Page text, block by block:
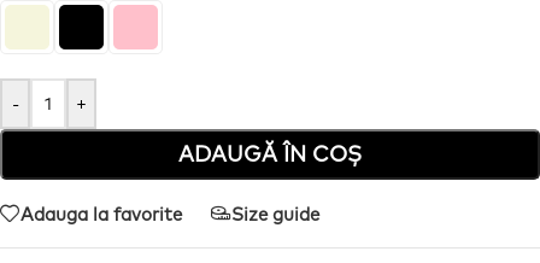
- +
ADAUGĂ ÎN COȘ
Adauga la favorite Size guide